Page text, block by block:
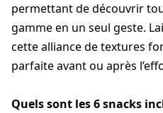
permettant de découvrir
gamme en un seul geste.
cette alliance de textures
parfaite avant ou après
Quels sont les 6 snacks